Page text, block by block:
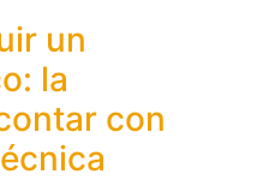
un
la
con